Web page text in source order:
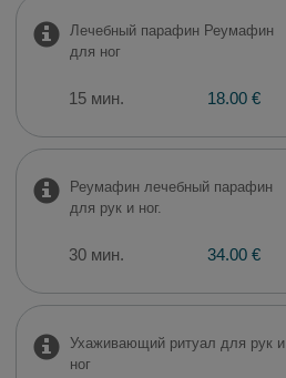
Лечебный парафин Реумафин
для ног
15 мин. 18.00 €
Реумафин лечебный парафин
для рук и ног.
30 мин. 34.00 €
Ухаживающий ритуал для рук и
ног